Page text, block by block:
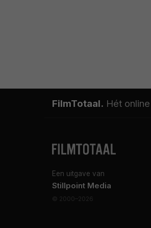
FilmTotaal. Hét
Een uitgave van
Stillpoint Media
© 2000–2026